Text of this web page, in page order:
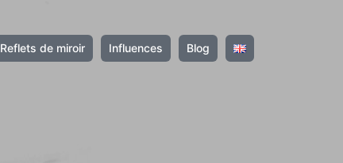
Reflets de miroir Influences Blog